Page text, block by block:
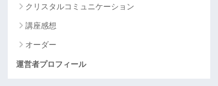
クリスタルコミュニケーション
講座感想
オーダー
運営者プロフィール